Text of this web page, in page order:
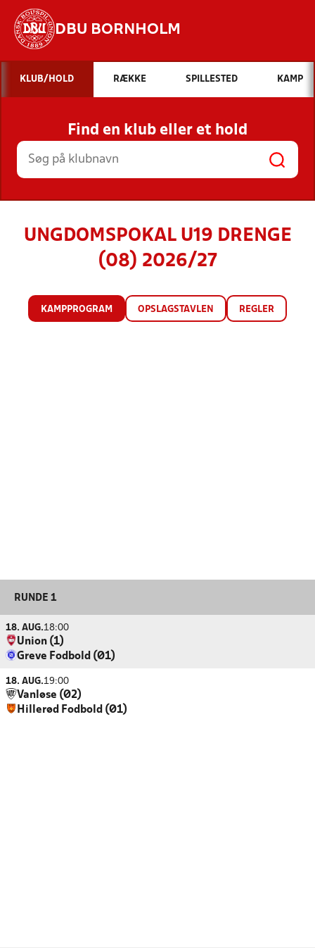
DBU BORNHOLM
Hvad vil du søge efter?
INDHOLD OG NYHEDER
STILLINGER, RESULTATER, KLUBBER OG
HOLD
KLUB/HOLD RÆKKE SPILLESTED KAMP
Find en klub eller et hold
UNGDOMSPOKAL U19 DRENGE
(08) 2026/27
KAMPPROGRAM OPSLAGSTAVLEN REGLER
RUNDE 1
18. AUG.18:00
Union (1)
Greve Fodbold (Ø1)
18. AUG.19:00
Vanløse (Ø2)
Hillerød Fodbold (Ø1)